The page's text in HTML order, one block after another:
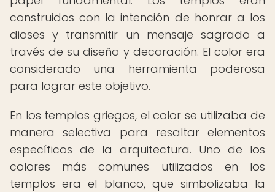
construidos con la intención de honrar a los
dioses y transmitir un mensaje sagrado a
través de su diseño y decoración. El color era
considerado una herramienta poderosa
para lograr este objetivo.
En los templos griegos, el color se utilizaba de
manera selectiva para resaltar elementos
específicos de la arquitectura. Uno de los
colores más comunes utilizados en los
templos era el blanco, que simbolizaba la